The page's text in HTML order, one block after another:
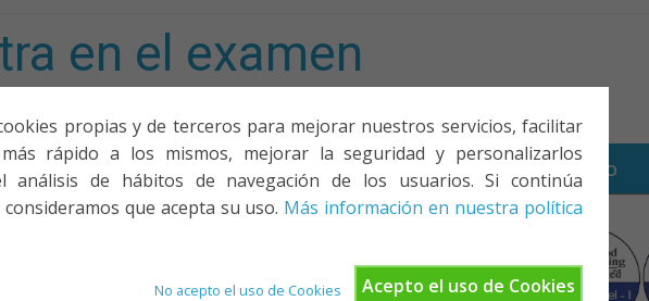
propias y de terceros para mejorar nuestros servicios, facilitar
rápido a los mismos, mejorar la seguridad y personalizarlos
análisis de hábitos de navegación de los usuarios. Si continúa
que acepta su uso. Más información en nuestra política
Acepto el uso de Cookies
No acepto el uso de Cookies
en el examen
PONENCIAS Y CURSOS ¿QUIÉNES SOMOS? YOUTUBE CONTACTO